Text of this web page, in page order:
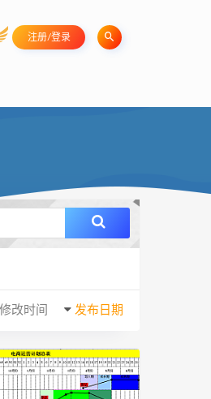
注册/登录
发布日期
修改时间